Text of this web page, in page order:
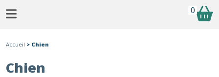
0
Accueil > Chien
Chien